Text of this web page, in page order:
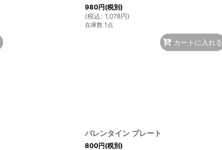
980円(税別)
(税込: 1,078円)
在庫数 1点
カートに入れる
バレンタイン プレート
800円(税別)